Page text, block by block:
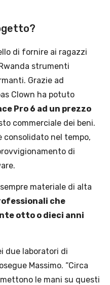
di fornire ai ragazzi
strumenti
Grazie ad
Clown ha potuto
Pro 6 ad un prezzo
commerciale dei beni.
consolidato nel tempo,
di
materiale di alta
che
otto o dieci anni
due laboratori di
Massimo. “Circa
le mani su questi